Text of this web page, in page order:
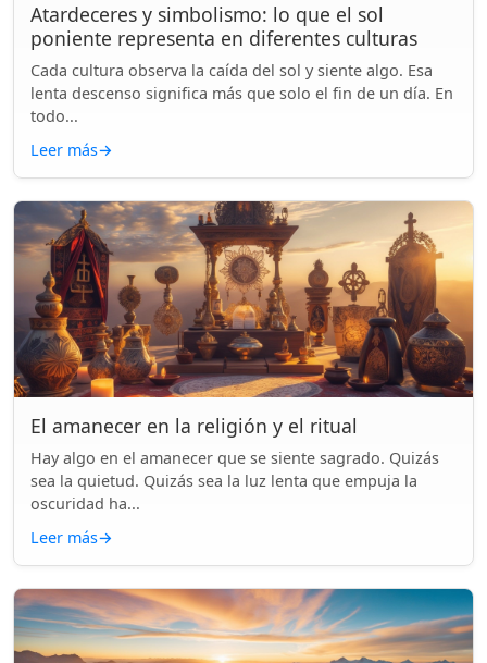
Atardeceres y simbolismo: lo que el sol
poniente representa en diferentes culturas
Cada cultura observa la caída del sol y siente algo. Esa
lenta descenso significa más que solo el fin de un día. En
todo...
Leer más→
El amanecer en la religión y el ritual
Hay algo en el amanecer que se siente sagrado. Quizás
sea la quietud. Quizás sea la luz lenta que empuja la
oscuridad ha...
Leer más→